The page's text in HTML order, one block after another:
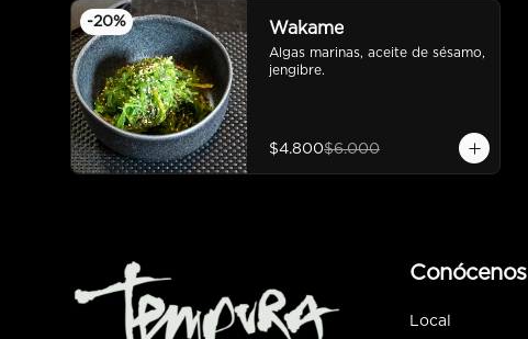
-20% Wakame
Algas marinas, aceite de sésamo,
jengibre.
$4.800$6.000
Conócenos
Local